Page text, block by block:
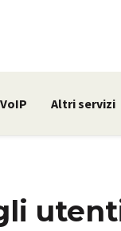
VoIP Altri servizi